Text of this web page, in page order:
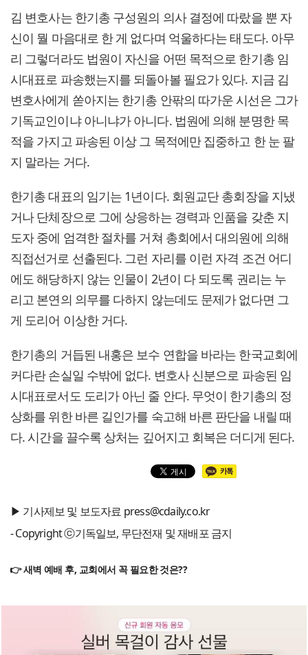
김 변호사는 한기총 구성원의 의사 결정에 따랐을 뿐 자
신이 뭘 마음대로 한 게 없다며 억울하다는 태도다. 아무
리 그렇더라도 법원이 자신을 어떤 목적으로 한기총 임
시대표로 파송했는지를 되돌아볼 필요가 있다. 지금 김
변호사에게 쏟아지는 한기총 안팎의 따가운 시선은 그가
기독교인이냐 아니냐가 아니다. 법원에 의해 분명한 목
적을 가지고 파송된 이상 그 목적에만 집중하고 한 눈 팔
지 말라는 거다.
한기총 대표의 임기는 1년이다. 회원교단 총회장을 지냈
거나 단체장으로 그에 상응하는 경력과 인품을 갖춘 지
도자 중에 엄격한 절차를 거쳐 총회에서 대의원에 의해
직접선거로 선출된다. 그런 자리를 이런 자격 조건 어디
에도 해당하지 않는 인물이 2년이 다 되도록 권리는 누
리고 본연의 의무를 다하지 않는데도 문제가 없다면 그
게 도리어 이상한 거다.
한기총의 거듭된 내홍은 보수 연합을 바라는 한국교회에
커다란 손실일 수밖에 없다. 변호사 신분으로 파송된 임
시대표로서도 도리가 아닌 줄 안다. 무엇이 한기총의 정
상화를 위한 바른 길인가를 숙고해 바른 판단을 내릴 때
다. 시간을 끌수록 상처는 깊어지고 회복은 더디게 된다.
▶ 기사제보 및 보도자료 press@cdaily.co.kr
- Copyright ⓒ기독일보, 무단전재 및 재배포 금지
👉 새벽 예배 후, 교회에서 꼭 필요한 것은??